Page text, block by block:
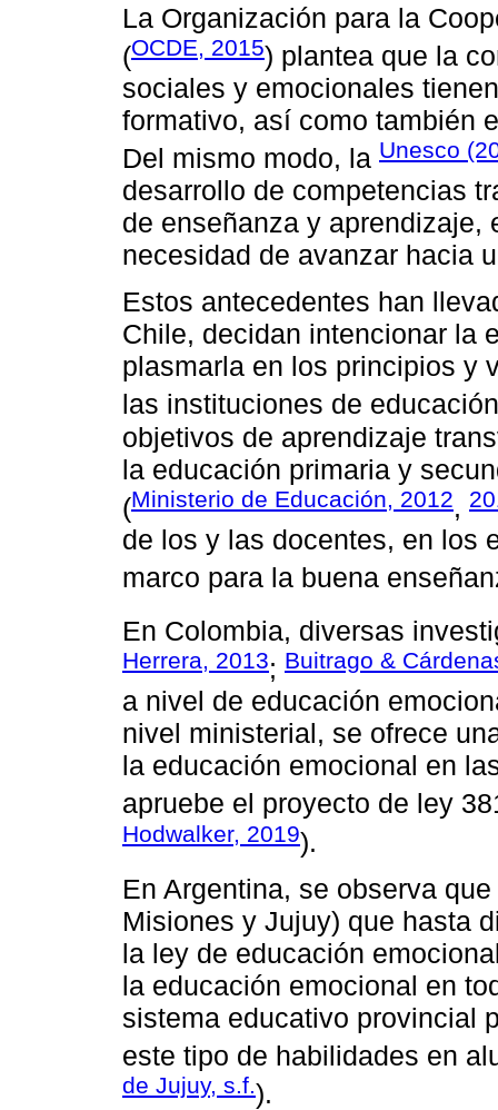
La Organización para la
(OCDE, 2015) plantea que la
sociales y emocionales
formativo, así como también
Del mismo modo, la Unesco
desarrollo de competencias
de enseñanza y aprendizaje,
necesidad de avanzar hacia
Estos antecedentes han
Chile, decidan intencionar la
plasmarla en los principios y
las instituciones de
objetivos de aprendizaje
la educación primaria y
(Ministerio de Educación, 2012,
de los y las docentes, en los
marco para la buena
En Colombia, diversas
Herrera, 2013; Buitrago &
a nivel de educación
nivel ministerial, se ofrece
la educación emocional en
apruebe el proyecto de ley
Hodwalker, 2019).
En Argentina, se observa
Misiones y Jujuy) que hasta
la ley de educación
la educación emocional en
sistema educativo provincial
este tipo de habilidades en
de Jujuy, s.f.).